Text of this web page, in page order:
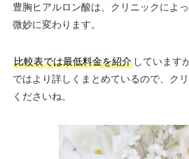
豊胸ヒアルロン酸は、クリニックによ
微妙に変わります。
比較表では最低料金を紹介しています
ではより詳しくまとめているので、ク
くださいね。